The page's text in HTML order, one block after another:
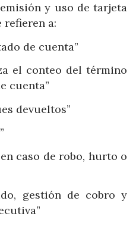
y uso de tarjeta
refieren a:
de cuenta”
conteo del término
cuenta”
devueltos”
caso de robo, hurto o
de cobro y